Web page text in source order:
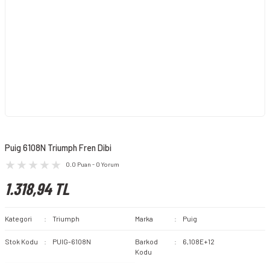
Puig 6108N Triumph Fren Dibi
0.0 Puan - 0 Yorum
1.318,94 TL
Kategori Triumph Marka Puig
Stok Kodu PUIG-6108N
Barkod
Kodu
6,108E+12